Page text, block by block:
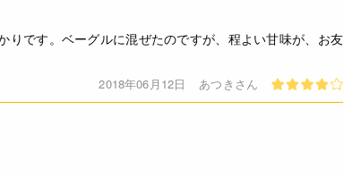
りです。ベーグルに混ぜたのですが、程よい甘味が、お友
2018年06月12日 あつきさん